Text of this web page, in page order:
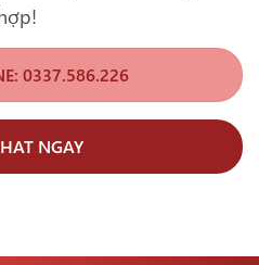
0337.586.226
NGAY